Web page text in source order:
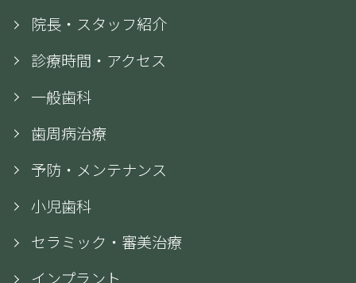
院長・スタッフ紹介
診療時間・アクセス
一般歯科
歯周病治療
予防・メンテナンス
小児歯科
セラミック・審美治療
インプラント